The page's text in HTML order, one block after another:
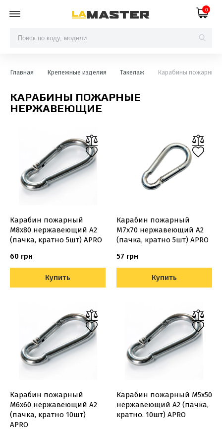
0
Главная Крепежные изделия Такелаж Карабины пожарные
КАРАБИНЫ ПОЖАРНЫЕ
НЕРЖАВЕЮЩИЕ
Карабин пожарный
М8х80 нержавеющий A2
(пачка, кратно 5шт) APRO
60 грн
Купить
Карабин пожарный
М7х70 нержавеющий A2
(пачка, кратно 5шт) APRO
57 грн
Купить
Карабин пожарный
М6х60 нержавеющий A2
(пачка, кратно 10шт)
APRO
Карабин пожарный М5х50
нержавеющий A2 (пачка,
кратно. 10шт) APRO